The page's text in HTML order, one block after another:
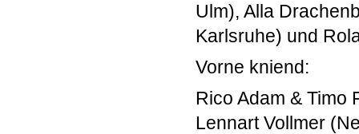
Ulm), Alla
Karlsruhe) und
Vorne kniend:
Rico Adam & Timo
Lennart Vollmer